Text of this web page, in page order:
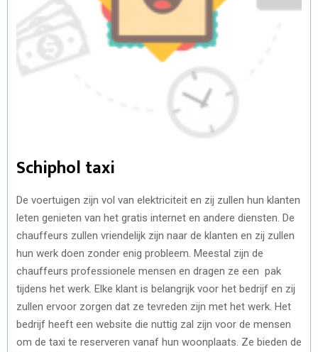
Schiphol taxi
De voertuigen zijn vol van elektriciteit en zij zullen hun klanten
leten genieten van het gratis internet en andere diensten. De
chauffeurs zullen vriendelijk zijn naar de klanten en zij zullen
hun werk doen zonder enig probleem. Meestal zijn de
chauffeurs professionele mensen en dragen ze een pak
tijdens het werk. Elke klant is belangrijk voor het bedrijf en zij
zullen ervoor zorgen dat ze tevreden zijn met het werk. Het
bedrijf heeft een website die nuttig zal zijn voor de mensen
om de taxi te reserveren vanaf hun woonplaats. Ze bieden de